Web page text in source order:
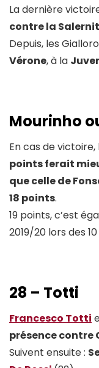
La dernière
contre la
Depuis, les
Vérone, à la
Mourinho
En cas de victoire,
points ferait
que celle de
18 points.
19 points, c’est
2019/20 lors des
28 – Totti
Francesco Totti
présence contre
Suivent ensuite :